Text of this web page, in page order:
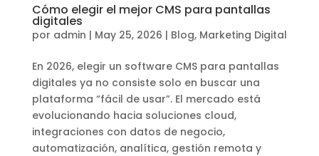
Cómo elegir el mejor CMS para pantallas
digitales
por admin | May 25, 2026 | Blog, Marketing Digital
En 2026, elegir un software CMS para pantallas
digitales ya no consiste solo en buscar una
plataforma “fácil de usar”. El mercado está
evolucionando hacia soluciones cloud,
integraciones con datos de negocio,
automatización, analítica, gestión remota y